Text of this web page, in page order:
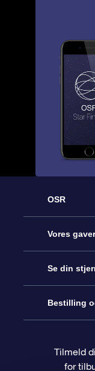
OSR
Kontakt os
Bloggen
Anmeldelser
Vores gaver
Online
OSR
Se din
Star
Bestilling
Tilmeld
for